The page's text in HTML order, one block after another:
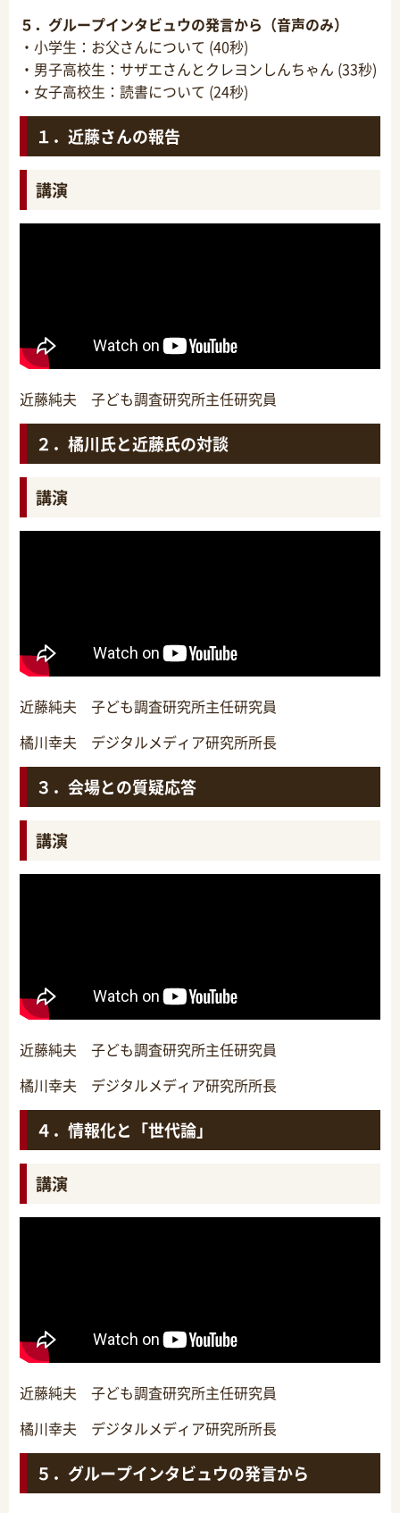
５．グループインタビュウの発言から（音声のみ）
・小学生：お父さんについて (40秒)
・男子高校生：サザエさんとクレヨンしんちゃん (33秒)
・女子高校生：読書について (24秒)
１．近藤さんの報告
講演
近藤純夫 子ども調査研究所主任研究員
２．橘川氏と近藤氏の対談
講演
近藤純夫 子ども調査研究所主任研究員
橘川幸夫 デジタルメディア研究所所長
３．会場との質疑応答
講演
近藤純夫 子ども調査研究所主任研究員
橘川幸夫 デジタルメディア研究所所長
４．情報化と「世代論」
講演
近藤純夫 子ども調査研究所主任研究員
橘川幸夫 デジタルメディア研究所所長
５．グループインタビュウの発言から